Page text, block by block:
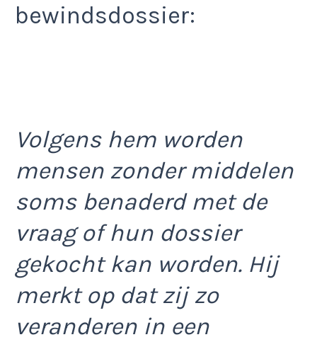
bewindsdossier:
Volgens hem worden
mensen zonder middelen
soms benaderd met de
vraag of hun dossier
gekocht kan worden. Hij
merkt op dat zij zo
veranderen in een